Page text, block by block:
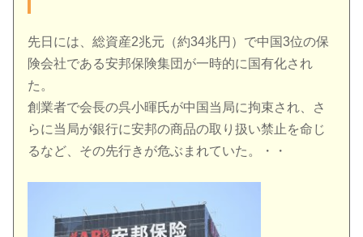
先日には、総資産2兆元（約34兆円）で中国3位の保
険会社である安邦保険集団が一時的に国有化され
た。
創業者で会長の呉小暉氏が中国当局に拘束され、さ
らに当局が銀行に安邦の商品の取り扱い禁止を命じ
るなど、その先行きが危ぶまれていた。・・